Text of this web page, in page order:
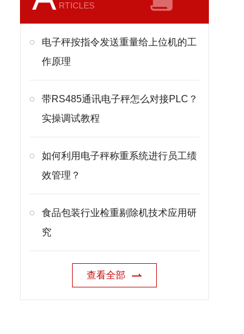
RTICLES
电子秤按指令发送重量给上位机的工
作原理
带RS485通讯电子秤怎么对接PLC？
实操调试教程
如何利用电子秤称重系统进行员工绩
效管理？
食品包装行业检重剔除机技术应用研
究
查看全部